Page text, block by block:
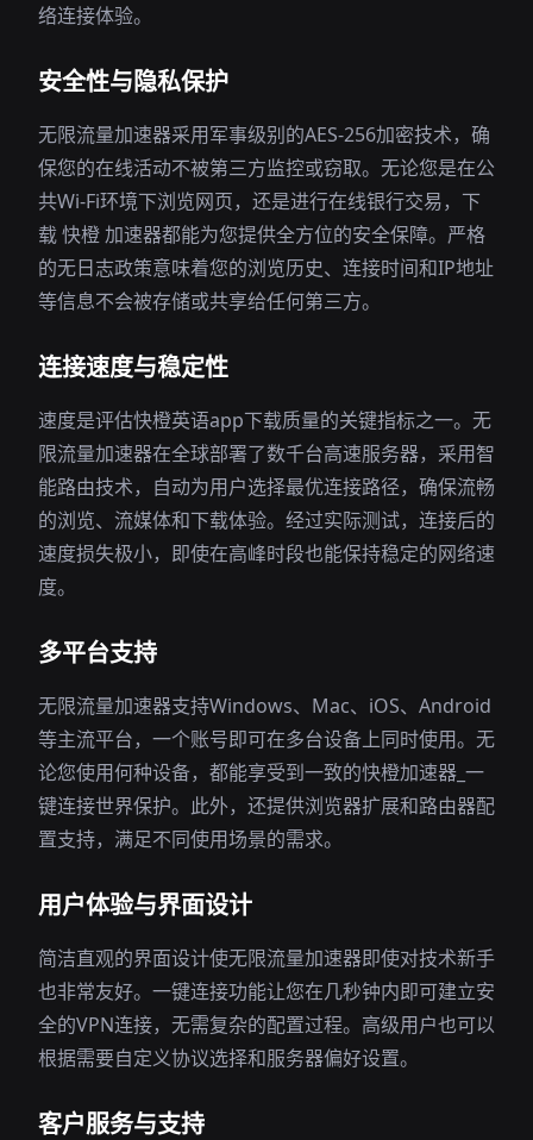
络连接体验。
安全性与隐私保护
无限流量加速器采用军事级别的AES-256加密技术，确
保您的在线活动不被第三方监控或窃取。无论您是在公
共Wi-Fi环境下浏览网页，还是进行在线银行交易，下
载 快橙 加速器都能为您提供全方位的安全保障。严格
的无日志政策意味着您的浏览历史、连接时间和IP地址
等信息不会被存储或共享给任何第三方。
连接速度与稳定性
速度是评估快橙英语app下载质量的关键指标之一。无
限流量加速器在全球部署了数千台高速服务器，采用智
能路由技术，自动为用户选择最优连接路径，确保流畅
的浏览、流媒体和下载体验。经过实际测试，连接后的
速度损失极小，即使在高峰时段也能保持稳定的网络速
度。
多平台支持
无限流量加速器支持Windows、Mac、iOS、Android
等主流平台，一个账号即可在多台设备上同时使用。无
论您使用何种设备，都能享受到一致的快橙加速器_一
键连接世界保护。此外，还提供浏览器扩展和路由器配
置支持，满足不同使用场景的需求。
用户体验与界面设计
简洁直观的界面设计使无限流量加速器即使对技术新手
也非常友好。一键连接功能让您在几秒钟内即可建立安
全的VPN连接，无需复杂的配置过程。高级用户也可以
根据需要自定义协议选择和服务器偏好设置。
客户服务与支持